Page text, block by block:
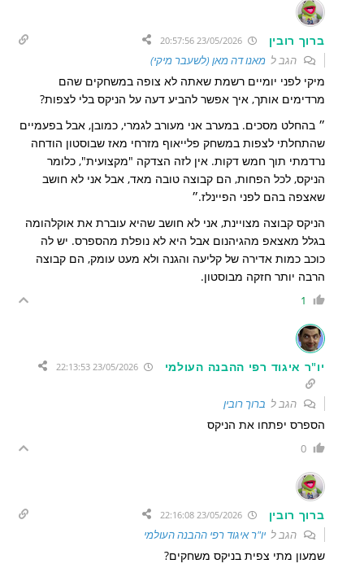
ברוך רובין 23/05/2026 20:57:56
הגב למאנו דה מאן (לשעבר מיקי)
מיקי לפני יומיים רשמת שאתה לא צופה במשחקים שהם
מרדימים אותך, איך אפשר להביע דעה על הניקס בלי לצפות?
״ בהחלט מסכים. במערב אני מעורב לגמרי, כמובן, אבל בפעמיים
שהתחלתי לצפות במשחק פלייאוף מזרחי מאז שבוסטון הודחה
נרדמתי תוך חמש דקות. אין לזה הצדקה "מקצועית", כלומר
הניקס, לכל הפחות, הם קבוצה טובה מאד, אבל אני לא חושב
שאצפה בהם לפני הפיינלז.״
הניקס קבוצה מצויינת, אני לא חושב שהיא עוברת את אוקלהומה
בגלל מאצאפ מהגיהנום אבל היא לא נופלת מהספרס. יש לה
כוכב כמות אדירה של קליעה והגנה ולא מעט עומק, הם קבוצה
הרבה יותר חזקה מבוסטון.
1
יו"ר איגוד רפי ההבנה העולמי 23/05/2026 22:13:53
הגב ל ברוך רובין
הספרס יפתחו את הניקס
0
ברוך רובין 23/05/2026 22:16:08
הגב ליו"ר איגוד רפי ההבנה העולמי
שמעון מתי צפית בניקס משחקים?